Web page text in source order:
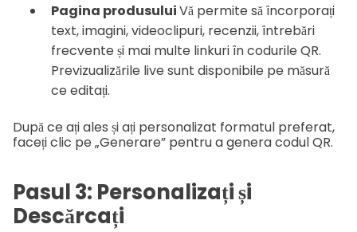
Pagina produsuluiVă permite să încorporați
text, imagini, videoclipuri, recenzii, întrebări
frecvente și mai multe linkuri în codurile QR.
Previzualizările live sunt disponibile pe măsură
ce editați.
După ce ați ales și ați personalizat formatul preferat,
faceți clic pe „Generare” pentru a genera codul QR.
Pasul 3: Personalizați și
Descărcați